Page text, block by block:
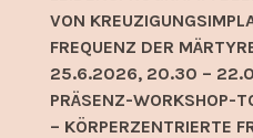
VON
FREQUENZ DER
25.6.2026, 20.30 –
PRÄSENZ-WORKSHOP-
– KÖRPERZENTRIERTE